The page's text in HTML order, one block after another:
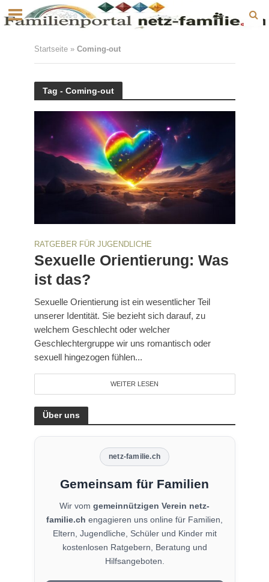
Startseite» Coming-out
Tag - Coming-out
RATGEBER FÜR JUGENDLICHE
Sexuelle Orientierung: Was
ist das?
Sexuelle Orientierung ist ein wesentlicher Teil
unserer Identität. Sie bezieht sich darauf, zu
welchem Geschlecht oder welcher
Geschlechtergruppe wir uns romantisch oder
sexuell hingezogen fühlen...
WEITER LESEN
Über uns
netz-familie.ch
Gemeinsam für Familien
Wir vom gemeinnützigen Verein netz-
familie.ch engagieren uns online für Familien,
Eltern, Jugendliche, Schüler und Kinder mit
kostenlosen Ratgebern, Beratung und
Hilfsangeboten.